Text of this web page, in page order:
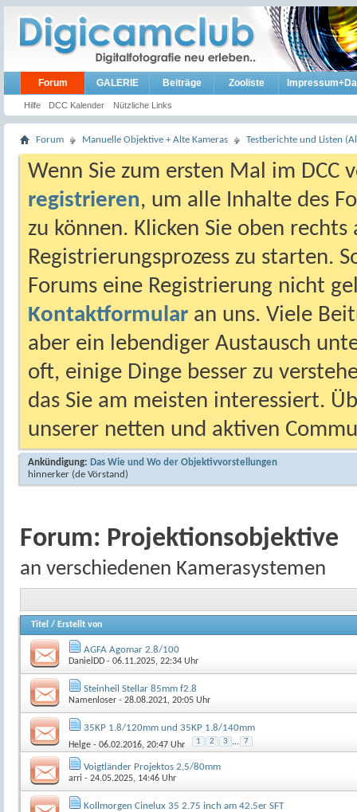
Forum
Hilfe DCC Kalender Nützliche Links
GALERIE Beiträge Zooliste
Forum Manuelle Objektive + Alte Kameras Testberichte und Listen
Wenn Sie zum ersten Mal im DCC
registrieren, um alle Inhalte des
zu können. Klicken Sie oben
Registrierungsprozess zu starten.
Forums eine Registrierung nicht
Kontaktformular an uns. Viele
aber ein lebendiger Austausch
oft, einige Dinge besser zu
das Sie am meisten interessiert.
unserer netten und aktiven
Ankündigung: Das Wie und Wo der Objektivvorstellungen
hinnerker (de Vörstand)
Forum: Projektionsobjektive
an verschiedenen Kamerasystemen
Titel / Erstellt von
AGFA Agomar 2.8/100
DanielDD - 06.11.2025, 22:34 Uhr
Steinheil Stellar 85mm f2.8
Namenloser - 28.08.2021, 20:05 Uhr
35KP 1.8/120mm und 35KP 1.8/140mm
Helge - 06.02.2016, 20:47 Uhr 1 2 3 ... 7
Voigtländer Projektos 2,5/80mm
arri - 24.05.2025, 14:46 Uhr
Kollmorgen Cinelux 35 2.75 inch am 42.5er SFT